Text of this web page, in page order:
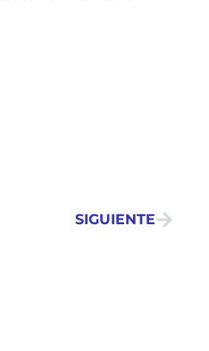
SIGUIENTE